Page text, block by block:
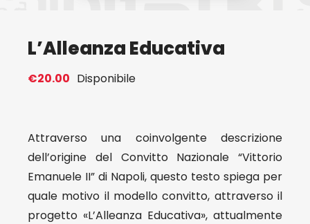
L’Alleanza Educativa
€20.00 Disponibile
Attraverso una coinvolgente descrizione
dell’origine del Convitto Nazionale “Vittorio
Emanuele II” di Napoli, questo testo spiega per
quale motivo il modello convitto, attraverso il
progetto «L’Alleanza Educativa», attualmente